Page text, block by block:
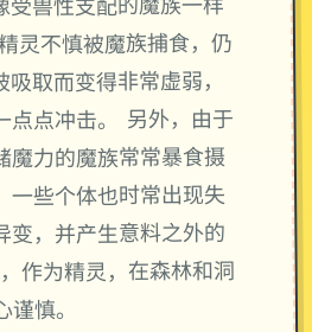
受兽性支配的魔族一样
灵不慎被魔族捕食，仍
取而变得非常虚弱，
点点冲击。 另外，由于
魔力的魔族常常暴食摄
一些个体也时常出现失
变，并产生意料之外的
作为精灵，在森林和洞
慎。